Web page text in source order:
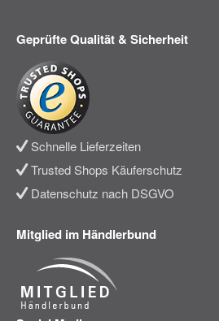
Geprüfte Qualität & Sicherheit
Schnelle Lieferzeiten
Trusted Shops Käuferschutz
Datenschutz nach DSGVO
Mitglied im Händlerbund